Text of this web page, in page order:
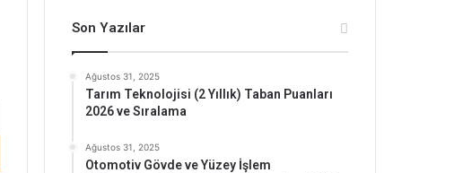
Son Yazılar
Ağustos 31, 2025
Tarım Teknolojisi (2 Yıllık) Taban Puanları
2026 ve Sıralama
Ağustos 31, 2025
Otomotiv Gövde ve Yüzey İşlem